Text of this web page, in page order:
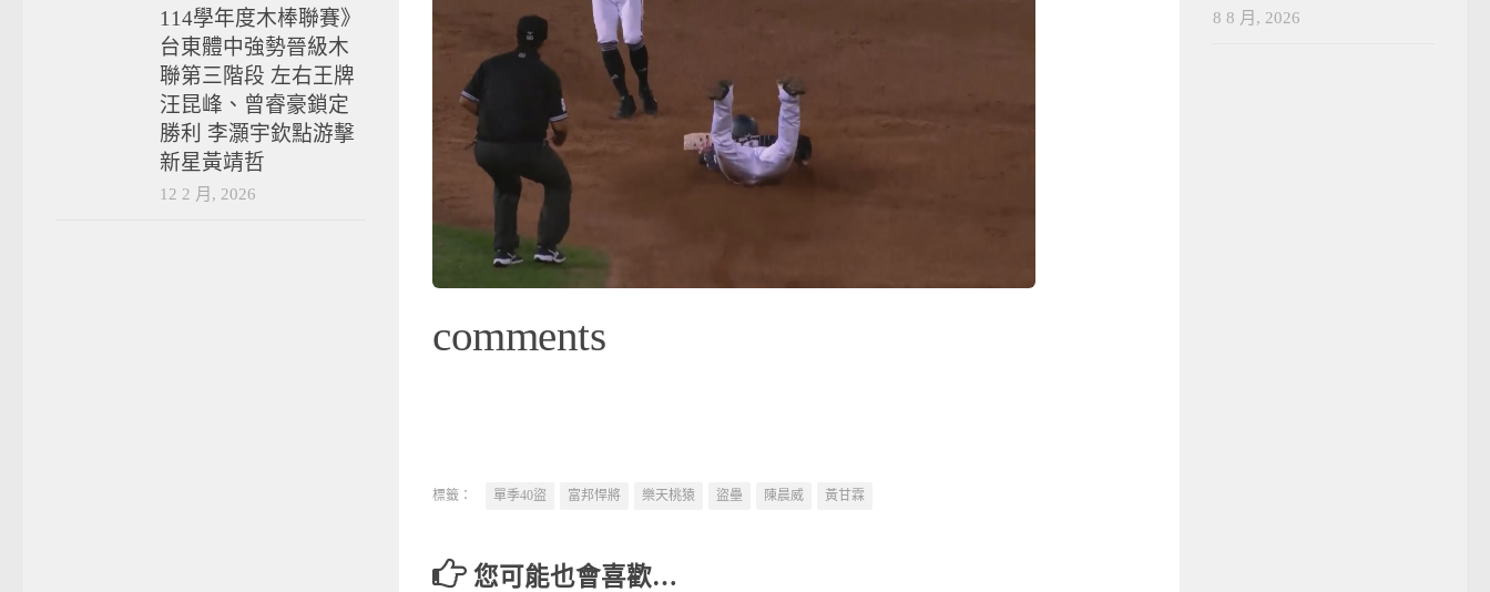
comments
標籤： 單季40盜 富邦悍將 樂天桃猿 盜壘 陳晨威 黃甘霖
您可能也會喜歡…
114學年度木棒聯賽》
台東體中強勢晉級木
聯第三階段 左右王牌
汪昆峰、曾睿豪鎖定
勝利 李灝宇欽點游擊
新星黃靖哲
12 2 月, 2026
8 8 月, 2026